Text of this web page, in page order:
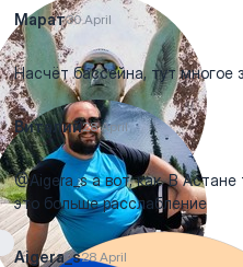
Марат30 April
Насчёт бассейна, тут многое
Виталий28 April
@Aigera_s а вот, как. В
это больше расслабление
Aigera_s28 April